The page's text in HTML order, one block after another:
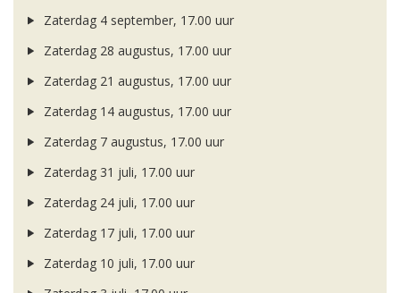
Zaterdag 4 september, 17.00 uur
Zaterdag 28 augustus, 17.00 uur
Zaterdag 21 augustus, 17.00 uur
Zaterdag 14 augustus, 17.00 uur
Zaterdag 7 augustus, 17.00 uur
Zaterdag 31 juli, 17.00 uur
Zaterdag 24 juli, 17.00 uur
Zaterdag 17 juli, 17.00 uur
Zaterdag 10 juli, 17.00 uur